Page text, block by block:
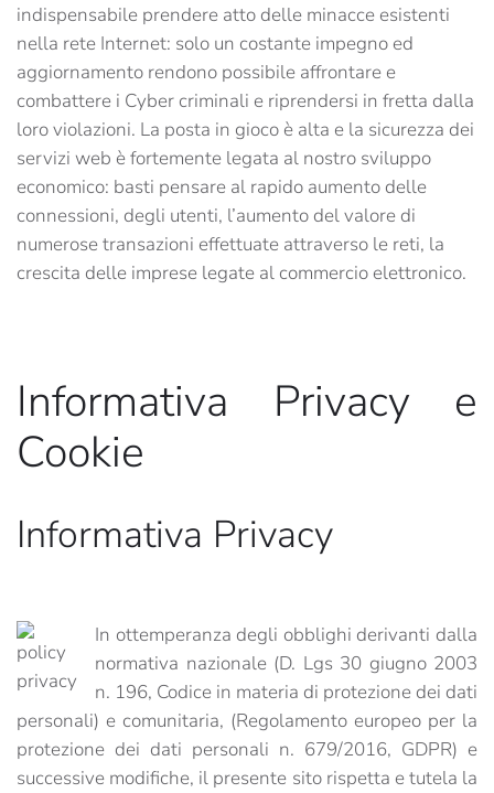
indispensabile prendere atto delle minacce esistenti
nella rete Internet: solo un costante impegno ed
aggiornamento rendono possibile affrontare e
combattere i Cyber criminali e riprendersi in fretta dalla
loro violazioni. La posta in gioco è alta e la sicurezza dei
servizi web è fortemente legata al nostro sviluppo
economico: basti pensare al rapido aumento delle
connessioni, degli utenti, l’aumento del valore di
numerose transazioni effettuate attraverso le reti, la
crescita delle imprese legate al commercio elettronico.
Informativa Privacy e
Cookie
Informativa Privacy
In ottemperanza degli obblighi derivanti dalla
normativa nazionale (D. Lgs 30 giugno 2003
n. 196, Codice in materia di protezione dei dati
personali) e comunitaria, (Regolamento europeo per la
protezione dei dati personali n. 679/2016, GDPR) e
successive modifiche, il presente sito rispetta e tutela la